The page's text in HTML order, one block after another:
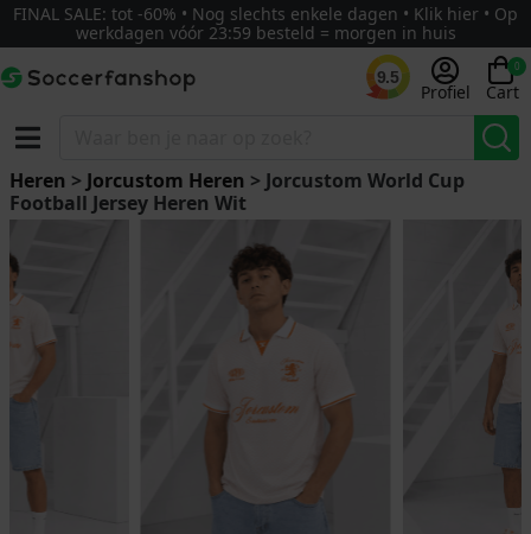
FINAL SALE: tot -60% • Nog slechts enkele dagen • Klik hier • Op
werkdagen vóór 23:59 besteld = morgen in huis
9.5
Profiel
0
Cart
Heren > Jorcustom Heren > Jorcustom World Cup
Football Jersey Heren Wit